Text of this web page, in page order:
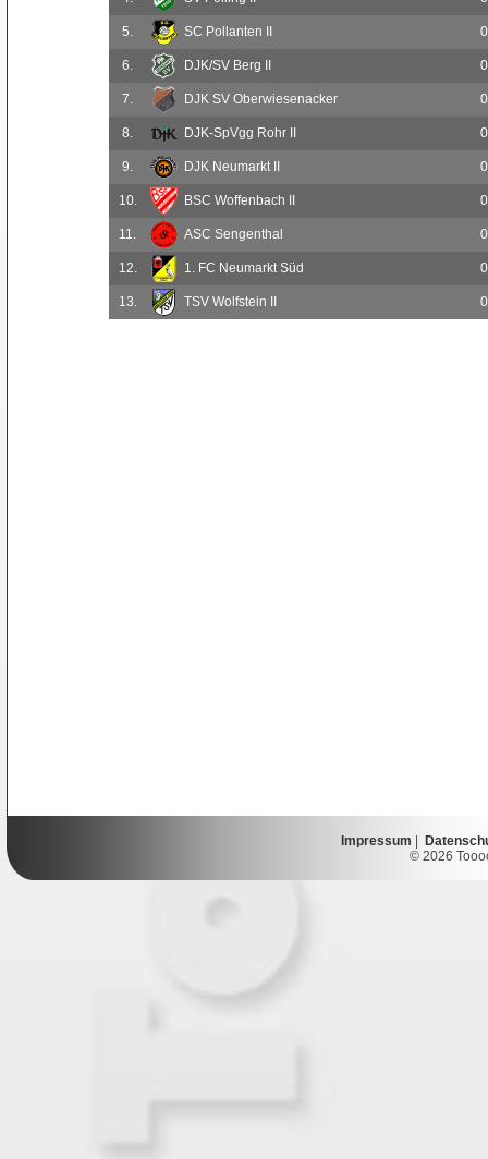
5. SC Pollanten II 0
6. DJK/SV Berg II 0
7. DJK SV Oberwiesenacker 0
8. DJK-SpVgg Rohr II 0
9. DJK Neumarkt II 0
10. BSC Woffenbach II 0
11. ASC Sengenthal 0
12. 1. FC Neumarkt Süd 0
13. TSV Wolfstein II 0
Impressum
© 2026